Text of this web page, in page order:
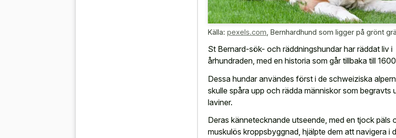
Källa: pexels.com Bernhardhund som ligger på grönt
St Bernard-sök- och räddningshundar har räddat liv i
århundraden, med en historia som går tillbaka till
Dessa hundar användes först i de schweiziska
skulle spåra upp och rädda människor som begravts
laviner.
Deras kännetecknande utseende, med en tjock päls
muskulös kroppsbyggnad, hjälpte dem att navigera i